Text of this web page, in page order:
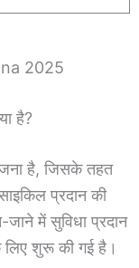
2025
है?
है, जिसके तहत
प्रदान की
में सुविधा प्रदान
लिए शुरू की गई है।